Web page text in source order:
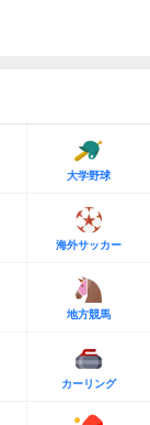
大学野球
海外サッカー
地方競馬
カーリング